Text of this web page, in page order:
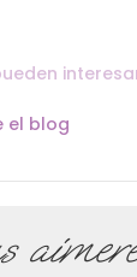
el blog